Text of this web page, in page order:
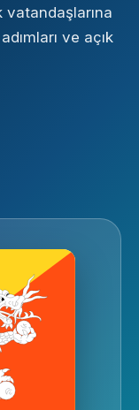
ve açık